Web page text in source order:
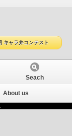
キャラ弁コンテスト
Seach
About us